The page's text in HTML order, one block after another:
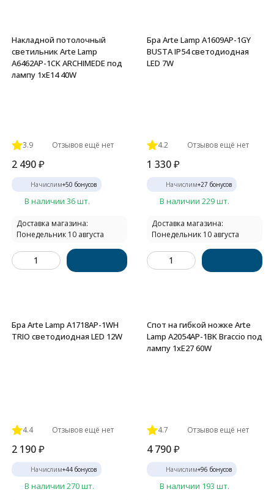
Накладной потолочный
светильник Arte Lamp
A6462AP-1CK ARCHIMEDE под
лампу 1xE14 40W
3.9 Отзывов ещё нет
2 490₽
Начислим+50 бонусов
В наличии 36 шт.
Доставка магазина:
Понедельник 10 августа
Бра Arte Lamp A1609AP-1GY
BUSTA IP54 светодиодная
LED 7W
4.2 Отзывов ещё нет
1 330₽
Начислим+27 бонусов
В наличии 229 шт.
Доставка магазина:
Понедельник 10 августа
Бра Arte Lamp A1718AP-1WH
TRIO светодиодная LED 12W
4.4 Отзывов ещё нет
2 190₽
Начислим+44 бонусов
В наличии 270 шт.
Спот на гибкой ножке Arte
Lamp A2054AP-1BK Braccio под
лампу 1xE27 60W
4.7 Отзывов ещё нет
4 790₽
Начислим+96 бонусов
В наличии 193 шт.